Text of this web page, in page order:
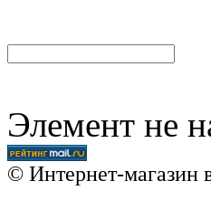
Элемент не
© Интернет-магазин